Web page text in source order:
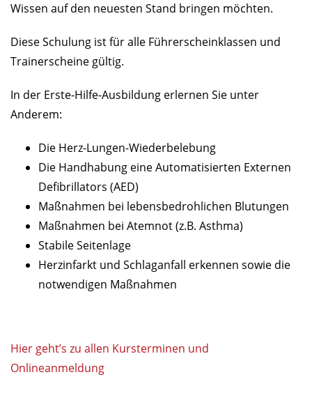
Wissen auf den neuesten Stand bringen möchten.
Diese Schulung ist für alle Führerscheinklassen und
Trainerscheine gültig.
In der Erste-Hilfe-Ausbildung erlernen Sie unter
Anderem:
Die Herz-Lungen-Wiederbelebung
Die Handhabung eine Automatisierten Externen
Defibrillators (AED)
Maßnahmen bei lebensbedrohlichen Blutungen
Maßnahmen bei Atemnot (z.B. Asthma)
Stabile Seitenlage
Herzinfarkt und Schlaganfall erkennen sowie die
notwendigen Maßnahmen
Hier geht’s zu allen Kursterminen und
Onlineanmeldung